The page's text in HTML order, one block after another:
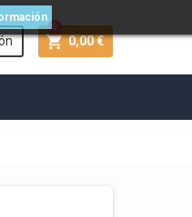
 0,00 €
0